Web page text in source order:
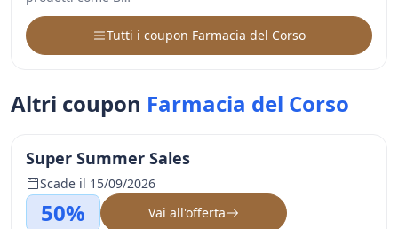
Tutti i coupon Farmacia del Corso
Altri coupon Farmacia del Corso
Super Summer Sales
Scade il 15/09/2026
50% Vai all'offerta